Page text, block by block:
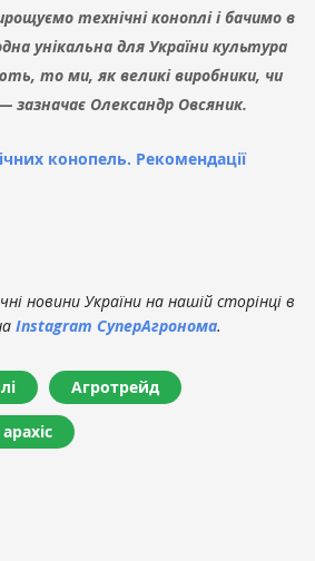
технічні коноплі і бачимо в
унікальна для України культура
то ми, як великі виробники, чи
зазначає Олександр Овсяник.
конопель. Рекомендації
новини України на нашій сторінці в
Instagram СуперАгронома.
Агротрейд
арахіс